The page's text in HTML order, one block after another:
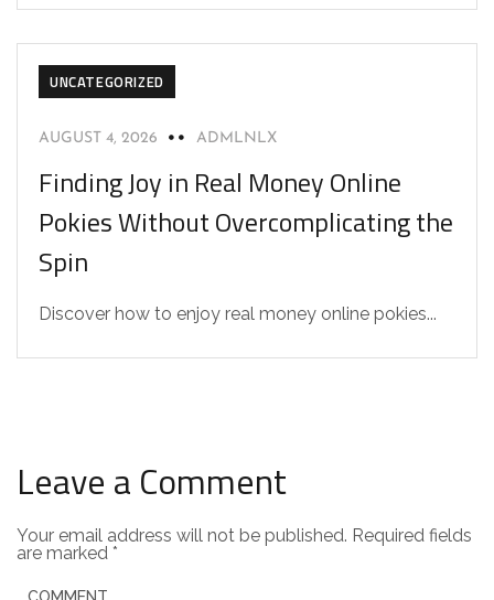
UNCATEGORIZED
AUGUST 4, 2026 ADMLNLX
Finding Joy in Real Money Online
Pokies Without Overcomplicating the
Spin
Discover how to enjoy real money online pokies...
Leave a Comment
Your email address will not be published. Required fields
are marked *